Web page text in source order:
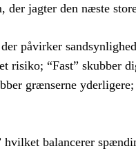
der jagter den næste
påvirker
risiko; “Fast” skubber
grænserne
hvilket balancerer